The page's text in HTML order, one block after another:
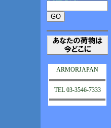
ARMORJAPAN
TEL 03-3546-7333